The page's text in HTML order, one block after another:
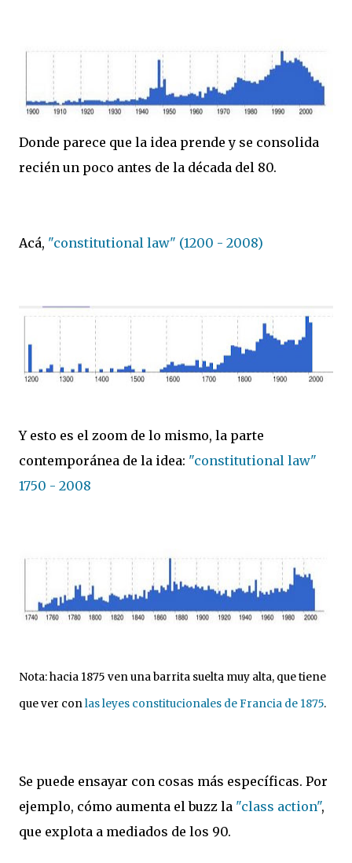
Donde parece que la idea prende y se consolida
recién un poco antes de la década del 80.
Acá, "constitutional law" (1200 - 2008)
Y esto es el zoom de lo mismo, la parte
contemporánea de la idea: "constitutional law"
1750 - 2008
Nota: hacia 1875 ven una barrita suelta muy alta, que tiene
que ver conlas leyes constitucionales de Francia de 1875.
Se puede ensayar con cosas más específicas. Por
ejemplo, cómo aumenta el buzz la "class action",
que explota a mediados de los 90.